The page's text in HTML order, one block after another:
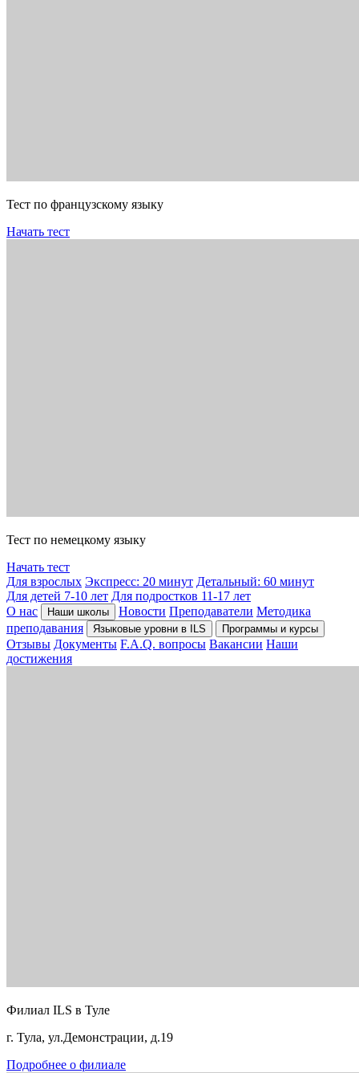
Тест по французскому языку
Начать тест
Тест по немецкому языку
Начать тест
Для взрослых Экспресс: 20 минут Детальный: 60 минут
Для детей 7-10 лет Для подростков 11-17 лет
О нас
Наши школы Новости Преподаватели Методика
преподавания
Языковые уровни в ILS Программы и курсы
Отзывы Документы F.A.Q. вопросы Вакансии Наши
достижения
Филиал ILS в Туле
г. Тула, ул.Демонстрации, д.19
Подробнее о филиале